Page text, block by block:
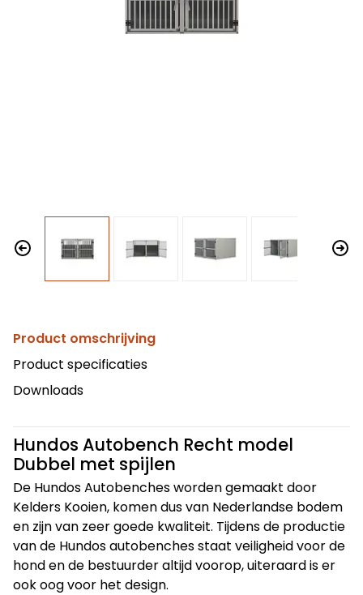
Product omschrijving
Product specificaties
Downloads
Hundos Autobench Recht model
Dubbel met spijlen
De Hundos Autobenches worden gemaakt door
Kelders Kooien, komen dus van Nederlandse bodem
en zijn van zeer goede kwaliteit. Tijdens de productie
van de Hundos autobenches staat veiligheid voor de
hond en de bestuurder altijd voorop, uiteraard is er
ook oog voor het design.